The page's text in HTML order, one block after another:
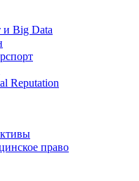
и Big Data
Reputation
право